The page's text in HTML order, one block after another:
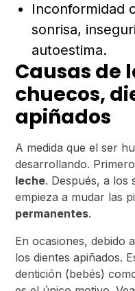
Inconformidad
sonrisa,
autoestima.
Causas de
chuecos,
apiñados
A medida que el ser
desarrollando.
leche. Después, a los
empieza a mudar las
permanentes.
En ocasiones, debido
los dientes apiñados.
dentición (bebés)